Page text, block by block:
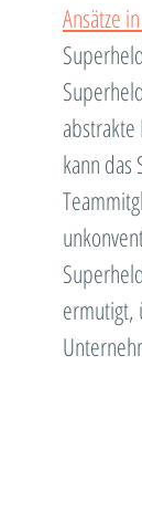
Ansätze
kann das
ermutigt,